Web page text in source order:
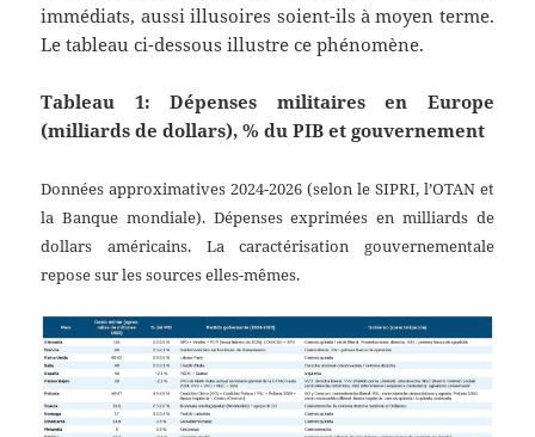
immédiats, aussi illusoires soient-ils à moyen terme.
Le tableau ci-dessous illustre ce phénomène.
Tableau 1: Dépenses militaires en Europe
(milliards de dollars), % du PIB et gouvernement
Données approximatives 2024-2026 (selon le SIPRI, l’OTAN et
la Banque mondiale). Dépenses exprimées en milliards de
dollars américains. La caractérisation gouvernementale
repose sur les sources elles-mêmes.